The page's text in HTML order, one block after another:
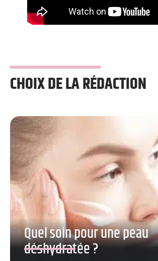
CHOIX DE LA RÉDACTION
Quel soin pour une peau
déshydratée ?